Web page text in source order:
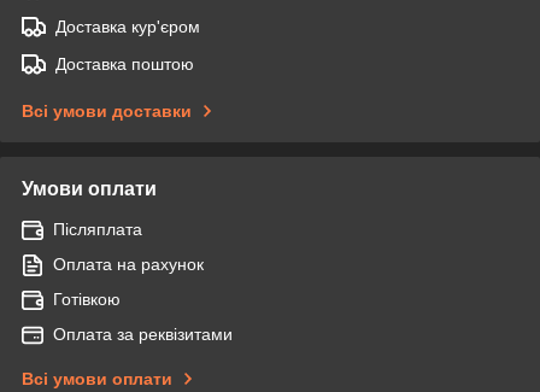
Доставка кур'єром
Доставка поштою
Всі умови доставки
Умови оплати
Післяплата
Оплата на рахунок
Готівкою
Оплата за реквізитами
Всі умови оплати